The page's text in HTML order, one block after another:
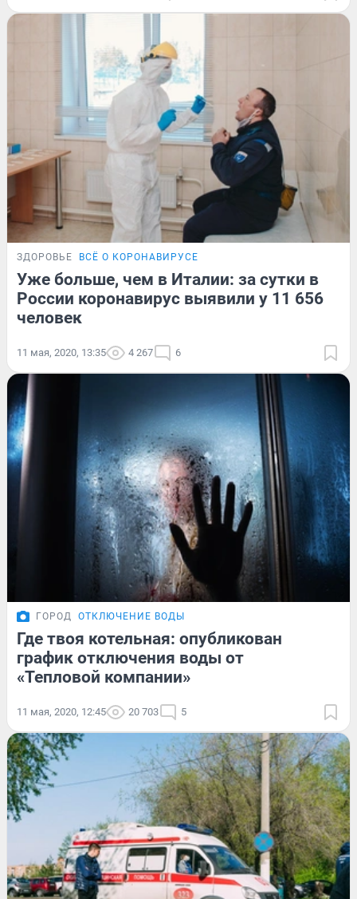
ЗДОРОВЬЕ ВСЁ О КОРОНАВИРУСЕ
Уже больше, чем в Италии: за сутки в
России коронавирус выявили у 11 656
человек
11 мая, 2020, 13:35 4 267 6
ГОРОД ОТКЛЮЧЕНИЕ ВОДЫ
Где твоя котельная: опубликован
график отключения воды от
«Тепловой компании»
11 мая, 2020, 12:45 20 703 5